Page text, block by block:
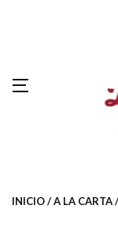
INICIO A LA CARTA